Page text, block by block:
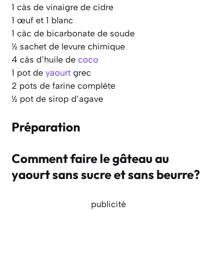
1 càs de vinaigre de cidre
1 œuf et 1 blanc
1 càc de bicarbonate de soude
½ sachet de levure chimique
4 càs d’huile de coco
1 pot de yaourt grec
2 pots de farine complète
½ pot de sirop d’agave
Préparation
Comment faire le gâteau au
yaourt sans sucre et sans beurre?
publicité